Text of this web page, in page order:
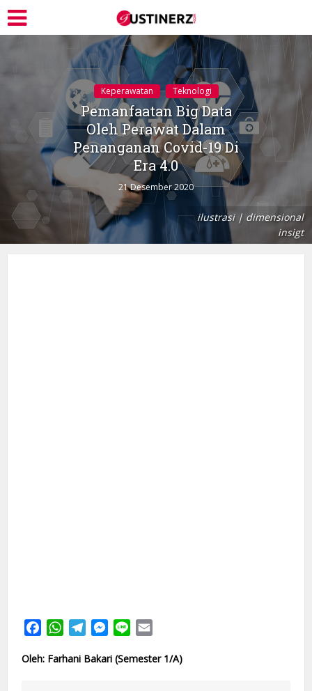
Keperawatan Teknologi
Pemanfaatan Big Data
Oleh Perawat Dalam
Penanganan Covid-19 Di
Era 4.0
21 Desember 2020
ilustrasi | dimensional
insigt
FacebookWhatsApp
TelegramMessenger
Line
Oleh: Farhani Bakari (Semester 1/A)